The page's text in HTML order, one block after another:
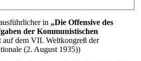
in „Die Offensive des
der Kommunistischen
auf dem VII. Weltkongreß der
(2. August 1935))